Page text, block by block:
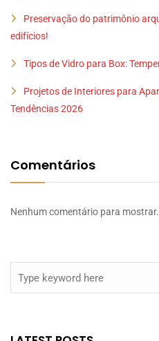
Preservação do patrimônio
edifícios!
Tipos de Vidro para Box:
Projetos de Interiores para
Tendências 2026
Comentários
Nenhum comentário para mostrar.